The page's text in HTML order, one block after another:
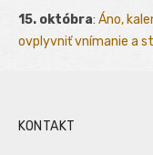
15. októbra: Áno,
ovplyvniť vnímanie a
KONTAKT